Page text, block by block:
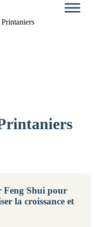
Feng Shui pour
la croissance et